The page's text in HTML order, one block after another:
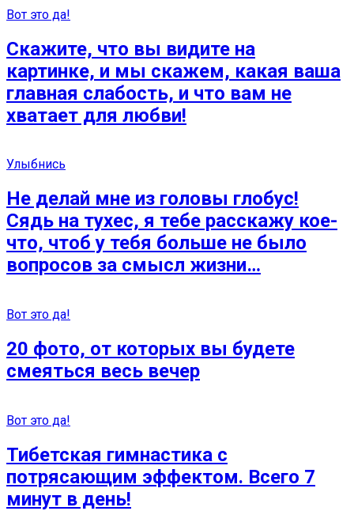
Вот это да!
Скажите, что вы видите на
картинке, и мы скажем, какая ваша
главная слабость, и что вам не
хватает для любви!
Улыбнись
Не делай мне из головы глобус!
Сядь на тухес, я тебе расскажу кое-
что, чтоб у тебя больше не было
вопросов за смысл жизни…
Вот это да!
20 фото, от которых вы будете
смеяться весь вечер
Вот это да!
Тибетская гимнастика с
потрясающим эффектом. Всего 7
минут в день!